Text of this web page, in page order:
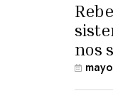
nos
sin